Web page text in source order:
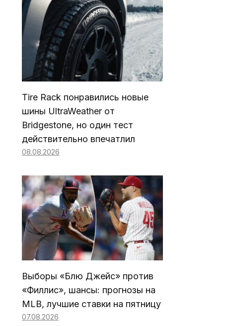
Tire Rack понравились новые
шины UltraWeather от
Bridgestone, но один тест
действительно впечатлил
08.08.2026
Выборы «Блю Джейс» против
«Филлис», шансы: прогнозы на
MLB, лучшие ставки на пятницу
07.08.2026